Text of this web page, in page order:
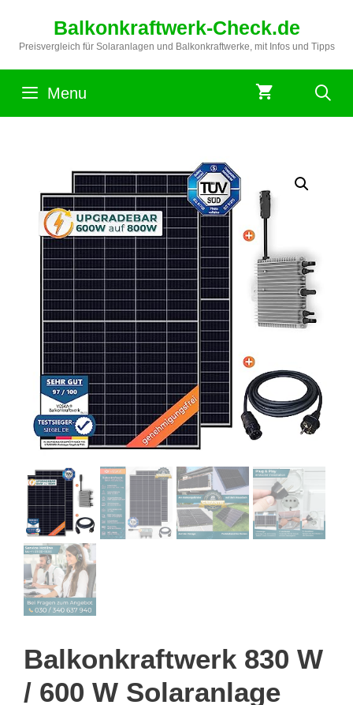
springen
Balkonkraftwerk-Check.de
Preisvergleich für Solaranlagen und Balkonkraftwerke, mit Infos und Tipps
Menu
Balkonkraftwerk 830 W
/ 600 W Solaranlage